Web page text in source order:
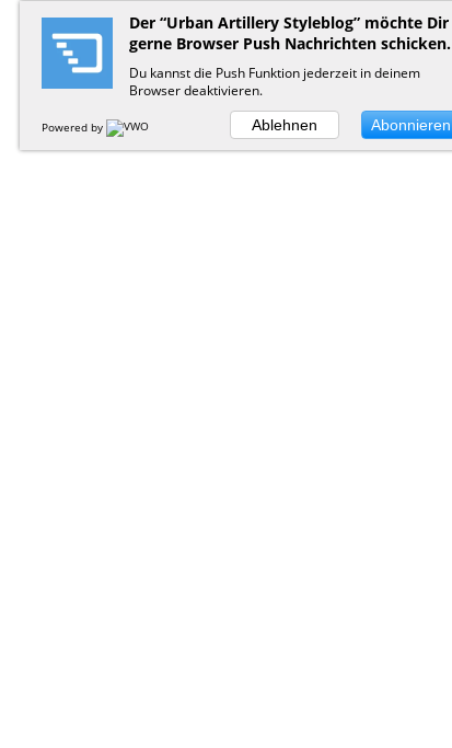
Der “Urban Artillery Styleblog” möchte Dir
gerne Browser Push Nachrichten schicken.
Du kannst die Push Funktion jederzeit in deinem
Browser deaktivieren.
Powered by Ablehnen Abonnieren